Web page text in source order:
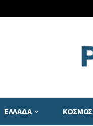
ΕΛΛΑΔΑ ΚΟΣΜΟΣ